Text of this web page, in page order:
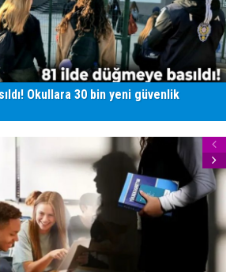
Okullara 30 bin yeni güvenlik